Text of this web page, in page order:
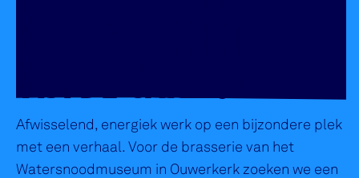
VIJFDE CAISSON
Afwisselend, energiek werk op een bijzondere plek
met een verhaal. Voor de brasserie van het
Watersnoodmuseum in Ouwerkerk zoeken we een